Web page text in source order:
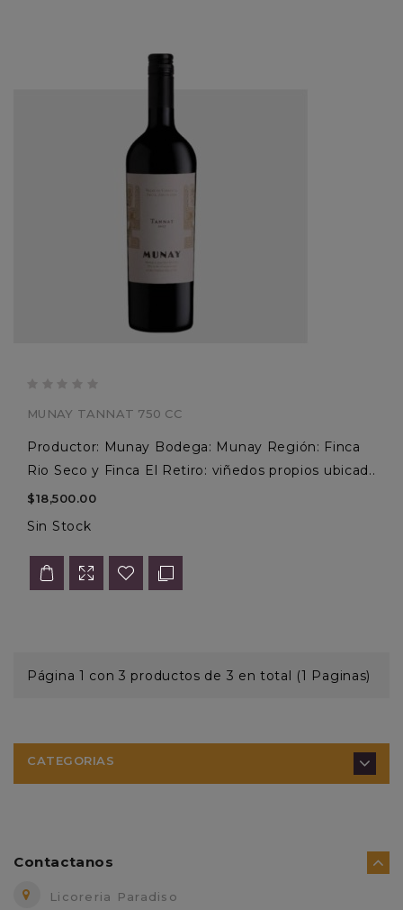
MUNAY TANNAT 750 CC
Productor: Munay Bodega: Munay Región: Finca
Rio Seco y Finca El Retiro: viñedos propios ubicad..
$18,500.00
Sin Stock
Página 1 con 3 productos de 3 en total (1 Paginas)
CATEGORIAS
Contactanos
Licoreria Paradiso